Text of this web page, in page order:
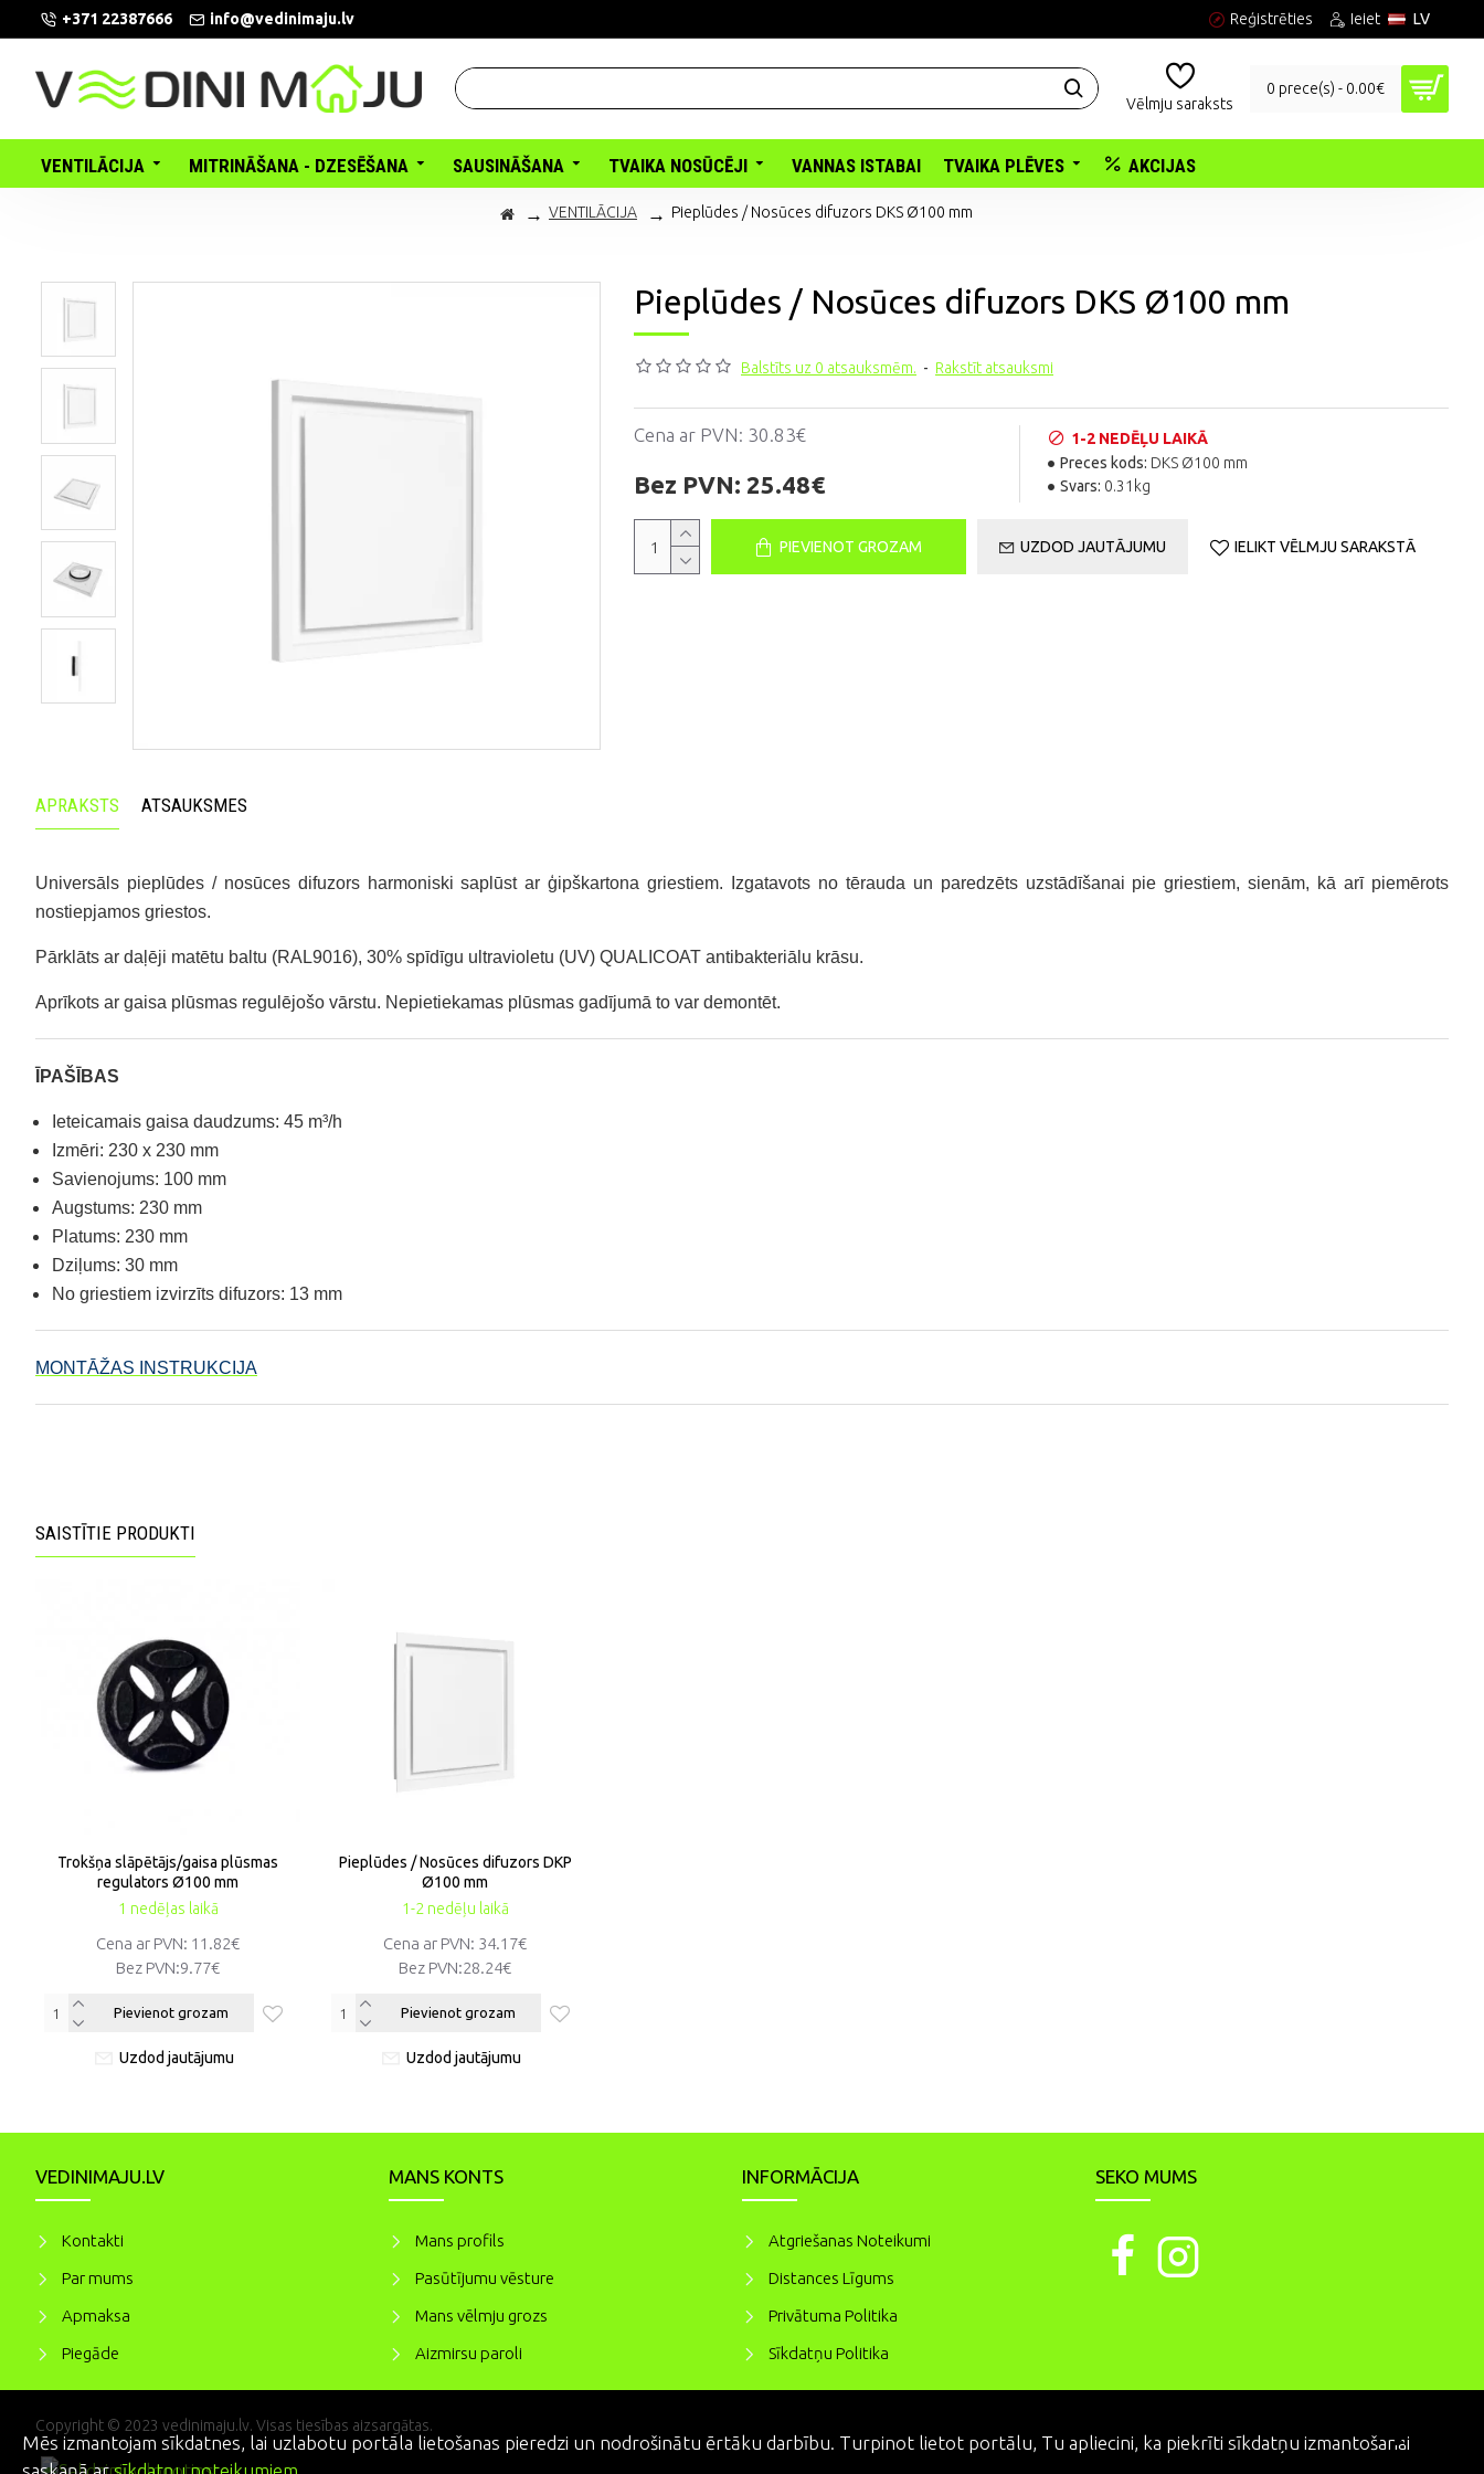
+371 22387666 info@vedinimaju.lv LV
Reģistrēties Ieiet
Vēlmju saraksts
0 prece(s) - 0.00€
VENTILĀCIJA MITRINĀŠANA - DZESĒŠANA SAUSINĀŠANA TVAIKA NOSŪCĒJI VANNAS ISTABAI TVAIKA PLĒVES AKCIJAS
VENTILĀCIJA Pieplūdes / Nosūces difuzors DKS Ø100 mm
Pieplūdes / Nosūces difuzors DKS Ø100 mm
Balstīts uz 0 atsauksmēm. - Rakstīt atsauksmi
Cena ar PVN: 30.83€
Bez PVN: 25.48€
1-2 NEDĒĻU LAIKĀ
Preces kods: DKS Ø100 mm
Svars: 0.31kg
PIEVIENOT GROZAM UZDOD JAUTĀJUMU IELIKT VĒLMJU SARAKSTĀ
APRAKSTS ATSAUKSMES
Universāls pieplūdes / nosūces difuzors harmoniski saplūst ar ģipškartona griestiem. Izgatavots no tērauda un paredzēts uzstādīšanai pie griestiem, sienām, kā arī piemērots
nostiepjamos griestos.
Pārklāts ar daļēji matētu baltu (RAL9016), 30% spīdīgu ultravioletu (UV) QUALICOAT antibakteriālu krāsu.
Aprīkots ar gaisa plūsmas regulējošo vārstu. Nepietiekamas plūsmas gadījumā to var demontēt.
ĪPAŠĪBAS
Ieteicamais gaisa daudzums: 45 m³/h
Izmēri: 230 x 230 mm
Savienojums: 100 mm
Augstums: 230 mm
Platums: 230 mm
Dziļums: 30 mm
No griestiem izvirzīts difuzors: 13 mm
MONTĀŽAS INSTRUKCIJA
SAISTĪTIE PRODUKTI
1 nedēļas laikā
Trokšņa slāpētājs/gaisa plūsmas
regulators Ø100 mm
Cena ar PVN: 11.82€
Bez PVN:9.77€
Pievienot grozam
Uzdod jautājumu
1-2 nedēļu laikā
Pieplūdes / Nosūces difuzors DKP
Ø100 mm
Cena ar PVN: 34.17€
Bez PVN:28.24€
Pievienot grozam
Uzdod jautājumu
VEDINIMAJU.LV
Kontakti
Par mums
Apmaksa
Piegāde
MANS KONTS
Mans profils
Pasūtījumu vēsture
Mans vēlmju grozs
Aizmirsu paroli
INFORMĀCIJA
Atgriešanas Noteikumi
Distances Līgums
Privātuma Politika
Sīkdatņu Politika
SEKO MUMS
Copyright © 2023 vedinimaju.lv. Visas tiesības aizsargātas.
PIEKRĪTU
Mēs izmantojam sīkdatnes, lai uzlabotu portāla lietošanas pieredzi un nodrošinātu ērtāku darbību. Turpinot lietot portālu, Tu apliecini, ka piekrīti sīkdatņu izmantošanai